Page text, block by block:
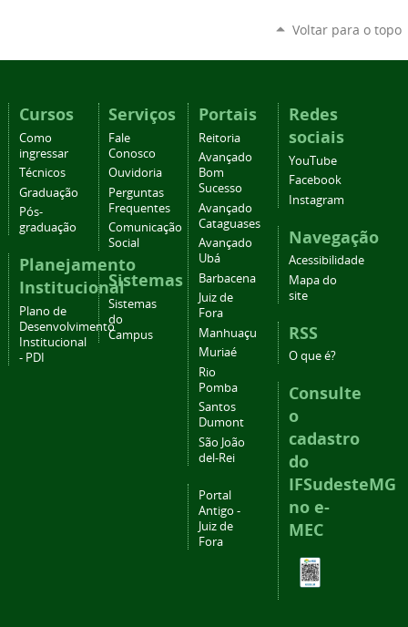
Voltar para o topo
Cursos
Como
ingressar
Técnicos
Graduação
Pós-
graduação
Planejamento
Institucional
Plano de
Desenvolvimento
Institucional
- PDI
Serviços
Fale
Conosco
Ouvidoria
Perguntas
Frequentes
Comunicação
Social
Sistemas
Sistemas
do
Campus
Portais
Reitoria
Avançado
Bom
Sucesso
Avançado
Cataguases
Avançado
Ubá
Barbacena
Juiz de
Fora
Manhuaçu
Muriaé
Rio
Pomba
Santos
Dumont
São João
del-Rei
Portal
Antigo -
Juiz de
Fora
Redes
sociais
YouTube
Facebook
Instagram
Navegação
Acessibilidade
Mapa do
site
RSS
O que é?
Consulte
o
cadastro
do
IFSudesteMG
no e-
MEC